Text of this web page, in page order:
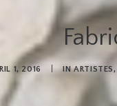
1, 2016 | INARTISTES